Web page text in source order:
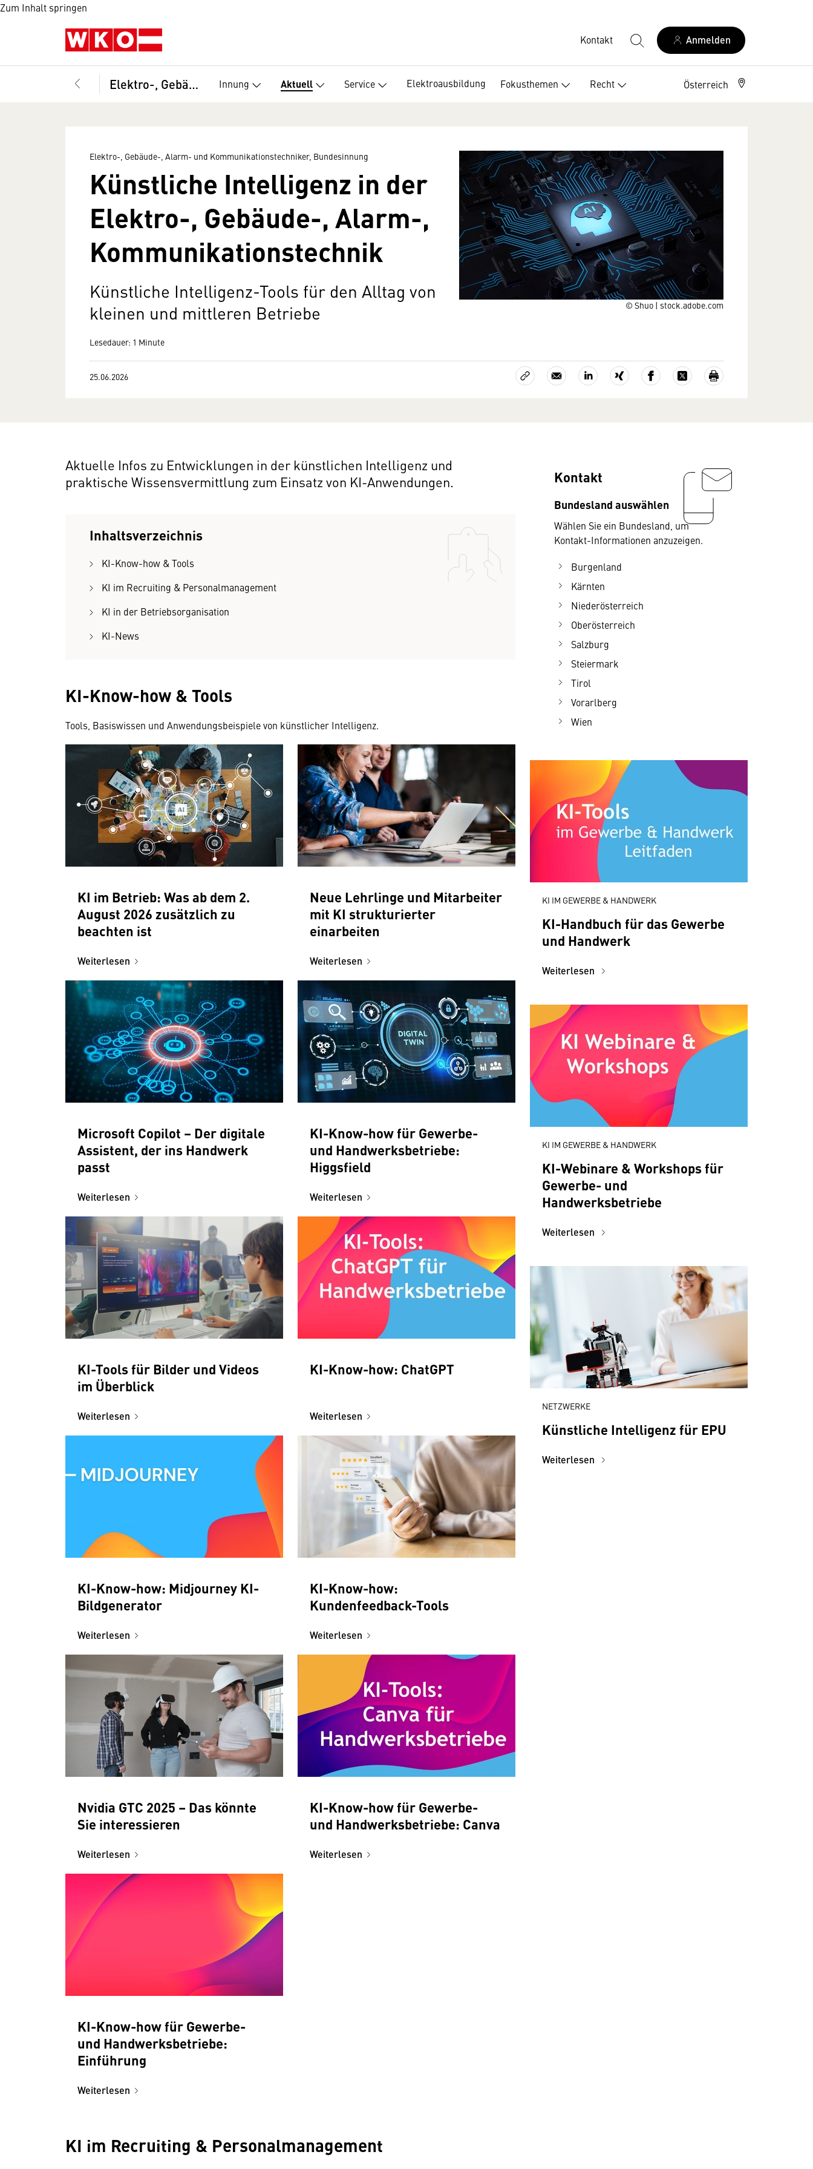
Zum Inhalt springen
Kontakt Anmelden
Elektro-, Gebäude-, Alarm- und Kommunikationstechniker, Bundesinnung Innung Aktuell Service Elektroausbildung Fokusthemen Recht Elektriker Österreich
Österreich
© Shuo | stock.adobe.com
Elektro-, Gebäude-, Alarm- und Kommunikationstechniker, Bundesinnung
Künstliche Intelligenz in der
Elektro-, Gebäude-, Alarm-,
Kommunikations­technik
Künstliche Intelligenz-Tools für den Alltag von
kleinen und mittleren Betriebe
Lesedauer: 1 Minute
25.06.2026
Aktuelle Infos zu Entwicklungen in der künstlichen Intelligenz und
praktische Wissensvermittlung zum Einsatz von KI-Anwendungen.
Inhaltsverzeichnis
KI-Know-how & Tools
KI im Recruiting & Personalmanagement
KI in der Betriebsorganisation
KI-News
KI-Know-how & Tools
Tools, Basiswissen und Anwendungsbeispiele von künstlicher Intelligenz.
KI im Betrieb: Was ab dem 2.
August 2026 zusätzlich zu
beachten ist
Weiterlesen
Neue Lehrlinge und Mitarbeiter
mit KI strukturierter
einarbeiten
Weiterlesen
Microsoft Copilot – Der digitale
Assistent, der ins Handwerk
passt
Weiterlesen
KI-Know-how für Gewerbe-
und Handwerksbetriebe:
Higgsfield
Weiterlesen
KI-Tools für Bilder und Videos
im Überblick
Weiterlesen
KI-Know-how: ChatGPT
Weiterlesen
KI-Know-how: Midjourney KI-
Bildgenerator
Weiterlesen
KI-Know-how:
Kundenfeedback-Tools
Weiterlesen
Nvidia GTC 2025 – Das könnte
Sie interessieren
Weiterlesen
KI-Know-how für Gewerbe-
und Handwerksbetriebe: Canva
Weiterlesen
KI-Know-how für Gewerbe-
und Handwerksbetriebe:
Einführung
Weiterlesen
KI im Recruiting & Personalmanagement
Kontakt
Bundesland auswählen
Wählen Sie ein Bundesland, um
Kontakt-Informationen anzuzeigen.
Burgenland
Kärnten
Niederösterreich
Oberösterreich
Salzburg
Steiermark
Tirol
Vorarlberg
Wien
KI IM GEWERBE & HANDWERK
KI-Handbuch für das Gewerbe
und Handwerk
Weiterlesen
KI IM GEWERBE & HANDWERK
KI-Webinare & Workshops für
Gewerbe- und
Handwerksbetriebe
Weiterlesen
NETZWERKE
Künstliche Intelligenz für EPU
Weiterlesen